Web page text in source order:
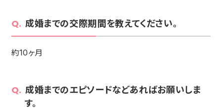
成婚までの交際期間を教えてください。
約10ヶ月
成婚までのエピソードなどあればお願いしま
す。